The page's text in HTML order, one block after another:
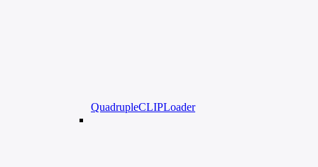
QuadrupleCLIPLoader